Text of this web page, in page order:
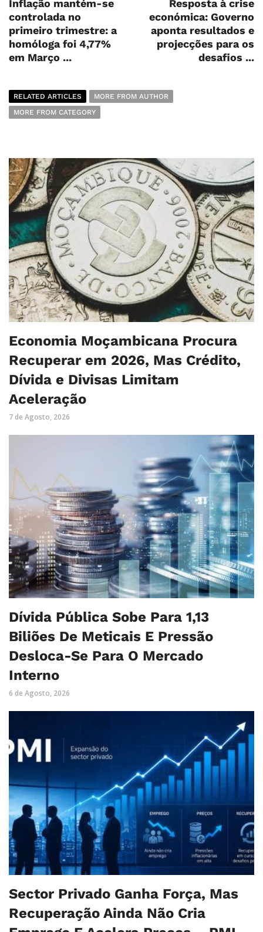
Inflação mantém-se
controlada no
primeiro trimestre: a
homóloga foi 4,77%
em Março ...
Resposta à crise
económica: Governo
aponta resultados e
projecções para os
desafios ...
RELATED ARTICLES
MORE FROM AUTHOR
MORE FROM CATEGORY
Economia Moçambicana Procura
Recuperar em 2026, Mas Crédito,
Dívida e Divisas Limitam
Aceleração
7 de Agosto, 2026
Dívida Pública Sobe Para 1,13
Biliões De Meticais E Pressão
Desloca-Se Para O Mercado
Interno
6 de Agosto, 2026
Sector Privado Ganha Força, Mas
Recuperação Ainda Não Cria